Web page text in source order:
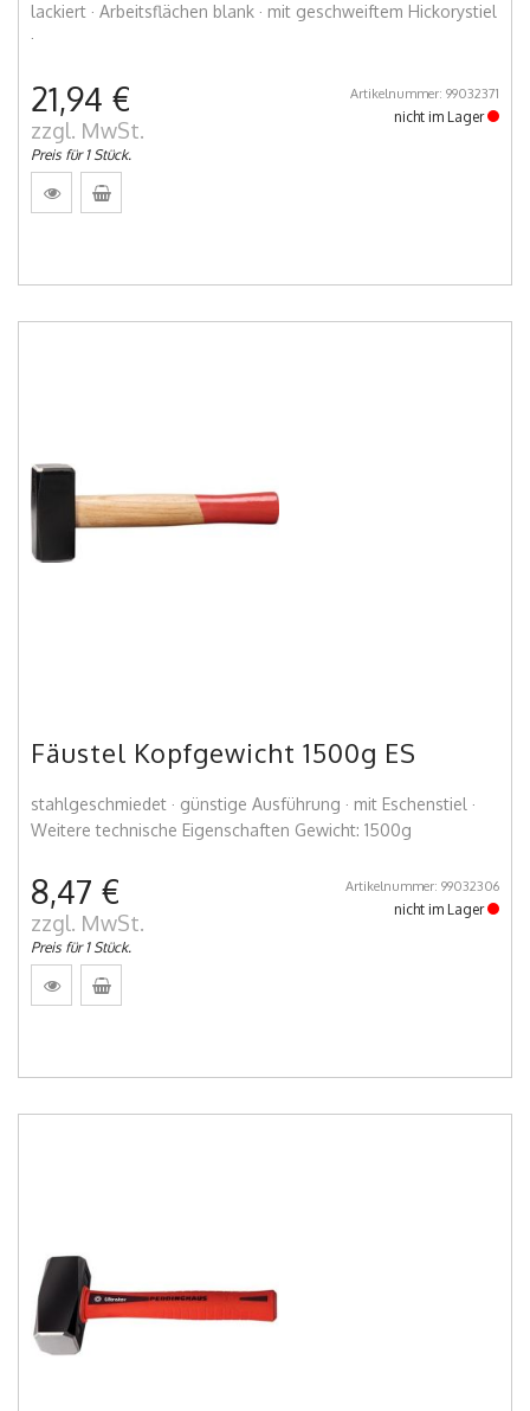
lackiert · Arbeitsflächen blank · mit geschweiftem Hickorystiel
·
21,94 €
zzgl. MwSt.
Preis für 1 Stück.
Artikelnummer: 99032371
nicht im Lager
Fäustel Kopfgewicht 1500g ES
stahlgeschmiedet · günstige Ausführung · mit Eschenstiel ·
Weitere technische Eigenschaften Gewicht: 1500g
8,47 €
zzgl. MwSt.
Preis für 1 Stück.
Artikelnummer: 99032306
nicht im Lager